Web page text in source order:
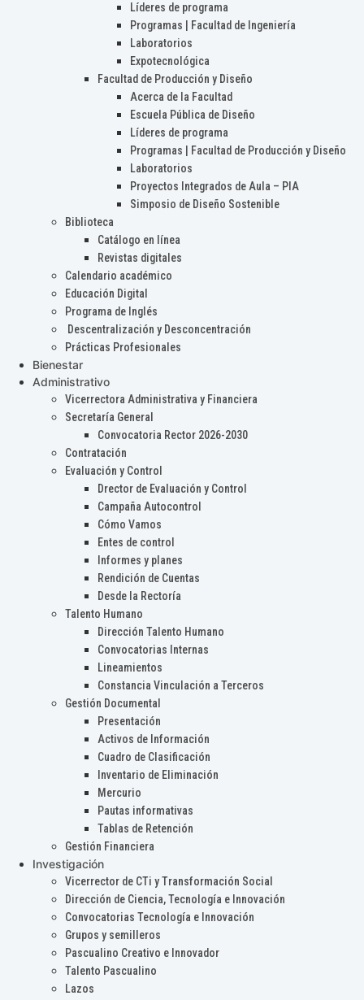
Líderes de programa
Programas | Facultad de Ingeniería
Laboratorios
Expotecnológica
Facultad de Producción y Diseño
Acerca de la Facultad
Escuela Pública de Diseño
Líderes de programa
Programas | Facultad de Producción y Diseño
Laboratorios
Proyectos Integrados de Aula – PIA
Simposio de Diseño Sostenible
Biblioteca
Catálogo en línea
Revistas digitales
Calendario académico
Educación Digital
Programa de Inglés
Descentralización y Desconcentración
Prácticas Profesionales
Bienestar
Administrativo
Vicerrectora Administrativa y Financiera
Secretaría General
Convocatoria Rector 2026-2030
Contratación
Evaluación y Control
Drector de Evaluación y Control
Campaña Autocontrol
Cómo Vamos
Entes de control
Informes y planes
Rendición de Cuentas
Desde la Rectoría
Talento Humano
Dirección Talento Humano
Convocatorias Internas
Lineamientos
Constancia Vinculación a Terceros
Gestión Documental
Presentación
Activos de Información
Cuadro de Clasificación
Inventario de Eliminación
Mercurio
Pautas informativas
Tablas de Retención
Gestión Financiera
Investigación
Vicerrector de CTi y Transformación Social
Dirección de Ciencia, Tecnología e Innovación
Convocatorias Tecnología e Innovación
Grupos y semilleros
Pascualino Creativo e Innovador
Talento Pascualino
Lazos